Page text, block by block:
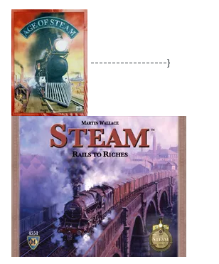
------------------­­­­­­}